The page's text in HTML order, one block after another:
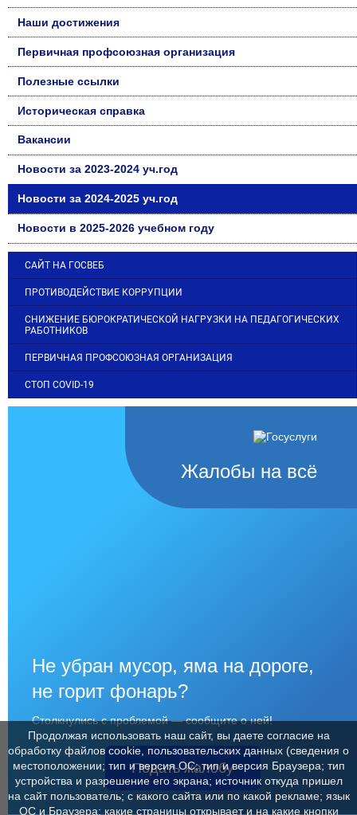
Наши достижения
Первичная профсоюзная организация
Полезные ссылки
Историческая справка
Вакансии
Новости за 2023-2024 уч.год
Новости за 2024-2025 уч.год
Новости в 2025-2026 учебном году
САЙТ НА ГОСВЕБ
ПРОТИВОДЕЙСТВИЕ КОРРУПЦИИ
СНИЖЕНИЕ БЮРОКРАТИЧЕСКОЙ НАГРУЗКИ НА ПЕДАГОГИЧЕСКИХ
РАБОТНИКОВ
ПЕРВИЧНАЯ ПРОФСОЮЗНАЯ ОРГАНИЗАЦИЯ
СТОП COVID-19
Жалобы на всё
Не убран мусор, яма на дороге,
не горит фонарь?
Столкнулись с проблемой — сообщите о ней!
Подать жалобу
Продолжая использовать наш сайт, вы даете согласие на
обработку файлов cookie, пользовательских данных (сведения о
местоположении; тип и версия ОС; тип и версия Браузера; тип
устройства и разрешение его экрана; источник откуда пришел
на сайт пользователь; с какого сайта или по какой рекламе; язык
ОС и Браузера; какие страницы открывает и на какие кнопки